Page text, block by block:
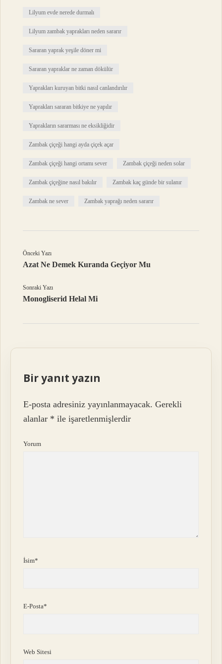
Lilyum evde nerede durmalı
Lilyum zambak yaprakları neden sararır
Sararan yaprak yeşile döner mi
Sararan yapraklar ne zaman dökülür
Yaprakları kuruyan bitki nasıl canlandırılır
Yaprakları sararan bitkiye ne yapılır
Yaprakların sararması ne eksikliğidir
Zambak çiçeği hangi ayda çiçek açar
Zambak çiçeği hangi ortamı sever Zambak çiçeği neden solar
Zambak çiçeğine nasıl bakılır Zambak kaç günde bir sulanır
Zambak ne sever Zambak yaprağı neden sararır
Önceki Yazı
Azat Ne Demek Kuranda Geçiyor Mu
Sonraki Yazı
Monogliserid Helal Mi
Bir yanıt yazın
E-posta adresiniz yayınlanmayacak. Gerekli
alanlar * ile işaretlenmişlerdir
Yorum
İsim*
E-Posta*
Web Sitesi